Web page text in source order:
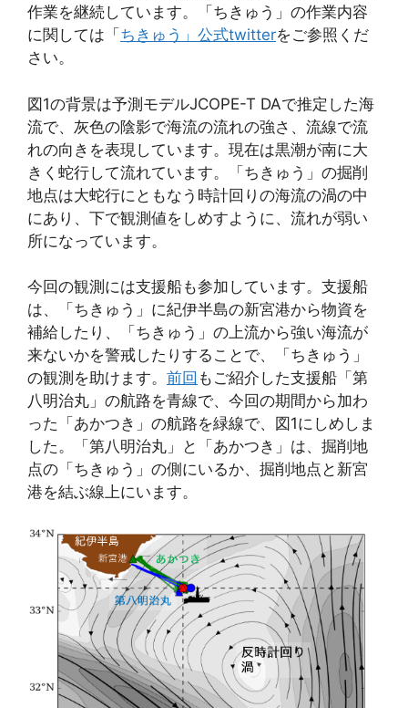
作業を継続しています。「ちきゅう」の作業内容
に関しては「 ちきゅう」公式twitterをご参照くだ
さい。
図1の背景は予測モデルJCOPE-T DAで推定した海
流で、灰色の陰影で海流の流れの強さ、流線で流
れの向きを表現しています。現在は黒潮が南に大
きく蛇行して流れています。「ちきゅう」の掘削
地点は大蛇行にともなう時計回りの海流の渦の中
にあり、下で観測値をしめすように、流れが弱い
所になっています。
今回の観測には支援船も参加しています。支援船
は、「ちきゅう」に紀伊半島の新宮港から物資を
補給したり、「ちきゅう」の上流から強い海流が
来ないかを警戒したりすることで、「ちきゅう」
の観測を助けます。 前回 もご紹介した支援船「第
八明治丸」の航路を青線で、今回の期間から加わ
った「あかつき」の航路を緑線で、図1にしめしま
した。「第八明治丸」と「あかつき」は、掘削地
点の「ちきゅう」の側にいるか、掘削地点と新宮
港を結ぶ線上にいます。